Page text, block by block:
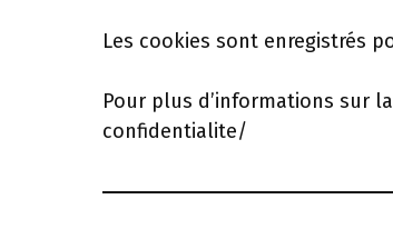
Les cookies sont enregistrés
Pour plus d’informations sur
confidentialite/